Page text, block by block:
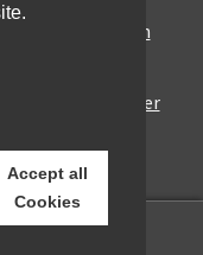
für den urbanen
Optik mit solider
Accept all
Cookies